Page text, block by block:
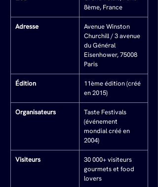
8ème, France
Adresse
Avenue Winston
Churchill / 3 avenue
du Général
Eisenhower, 75008
Paris
Édition
11ème édition (créé
en 2015)
Organisateurs
Taste Festivals
(événement
mondial créé en
2004)
Visiteurs
30 000+ visiteurs
gourmets et food
lovers